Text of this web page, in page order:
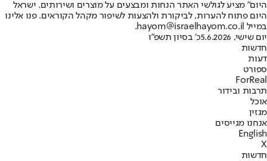
היום" מציע לגולשי האתר הנחות ומבצעים על מוצרים ושירותים. ישראל
היום פתוח להערות, לביקורת ולהצעות לשיפור מקהל הקוראים. פנו אלינו
במייל hayom@israelhayom.co.il.
יום שישי, 5.6.2026
כ' בסיון תשפ"ו
חדשות
דעות
ספורט
ForReal
תרבות ובידור
אוכל
מגזין
אנחנו מגייסים
English
X
חדשות